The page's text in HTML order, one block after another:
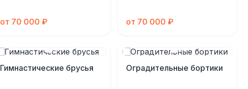
от 70 000 ₽ от 70 000 ₽
Гимнастические брусья Оградительные бортики